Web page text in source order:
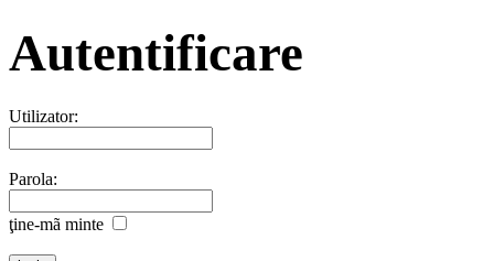
Autentificare
Utilizator:
Parola:
ţine-mã minte